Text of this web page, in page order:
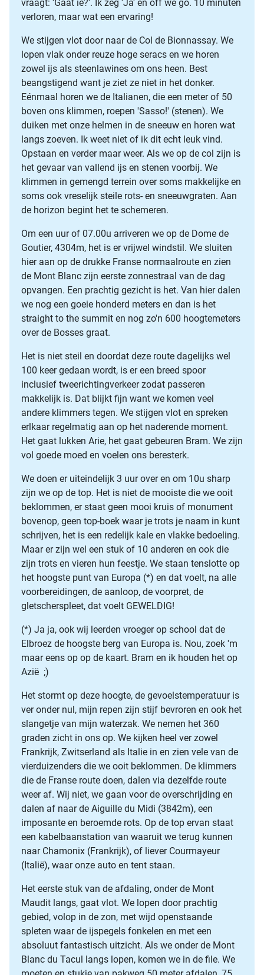
vraagt: 'Gaat ie?'. Ik zeg 'Ja' en off we go. 10 minuten
verloren, maar wat een ervaring!
We stijgen vlot door naar de Col de Bionnassay. We
lopen vlak onder reuze hoge seracs en we horen
zowel ijs als steenlawines om ons heen. Best
beangstigend want je ziet ze niet in het donker.
Eénmaal horen we de Italianen, die een meter of 50
boven ons klimmen, roepen 'Sasso!' (stenen). We
duiken met onze helmen in de sneeuw en horen wat
langs zoeven. Ik weet niet of ik dit echt leuk vind.
Opstaan en verder maar weer. Als we op de col zijn is
het gevaar van vallend ijs en stenen voorbij. We
klimmen in gemengd terrein over soms makkelijke en
soms ook vreselijk steile rots- en sneeuwgraten. Aan
de horizon begint het te schemeren.
Om een uur of 07.00u arriveren we op de Dome de
Goutier, 4304m, het is er vrijwel windstil. We sluiten
hier aan op de drukke Franse normaalroute en zien
de Mont Blanc zijn eerste zonnestraal van de dag
opvangen. Een prachtig gezicht is het. Van hier dalen
we nog een goeie honderd meters en dan is het
straight to the summit en nog zo'n 600 hoogtemeters
over de Bosses graat.
Het is niet steil en doordat deze route dagelijks wel
100 keer gedaan wordt, is er een breed spoor
inclusief tweerichtingverkeer zodat passeren
makkelijk is. Dat blijkt fijn want we komen veel
andere klimmers tegen. We stijgen vlot en spreken
erlkaar regelmatig aan op het naderende moment.
Het gaat lukken Arie, het gaat gebeuren Bram. We zijn
vol goede moed en voelen ons beresterk.
We doen er uiteindelijk 3 uur over en om 10u sharp
zijn we op de top. Het is niet de mooiste die we ooit
beklommen, er staat geen mooi kruis of monument
bovenop, geen top-boek waar je trots je naam in kunt
schrijven, het is een redelijk kale en vlakke bedoeling.
Maar er zijn wel een stuk of 10 anderen en ook die
zijn trots en vieren hun feestje. We staan tenslotte op
het hoogste punt van Europa (*) en dat voelt, na alle
voorbereidingen, de aanloop, de voorpret, de
gletscherspleet, dat voelt GEWELDIG!
(*) Ja ja, ook wij leerden vroeger op school dat de
Elbroez de hoogste berg van Europa is. Nou, zoek 'm
maar eens op op de kaart. Bram en ik houden het op
Azië ;)
Het stormt op deze hoogte, de gevoelstemperatuur is
ver onder nul, mijn repen zijn stijf bevroren en ook het
slangetje van mijn waterzak. We nemen het 360
graden zicht in ons op. We kijken heel ver zowel
Frankrijk, Zwitserland als Italie in en zien vele van de
vierduizenders die we ooit beklommen. De klimmers
die de Franse route doen, dalen via dezelfde route
weer af. Wij niet, we gaan voor de overschrijding en
dalen af naar de Aiguille du Midi (3842m), een
imposante en beroemde rots. Op de top ervan staat
een kabelbaanstation van waaruit we terug kunnen
naar Chamonix (Frankrijk), of liever Courmayeur
(Italië), waar onze auto en tent staan.
Het eerste stuk van de afdaling, onder de Mont
Maudit langs, gaat vlot. We lopen door prachtig
gebied, volop in de zon, met wijd openstaande
spleten waar de ijspegels fonkelen en met een
absoluut fantastisch uitzicht. Als we onder de Mont
Blanc du Tacul langs lopen, komen we in de file. We